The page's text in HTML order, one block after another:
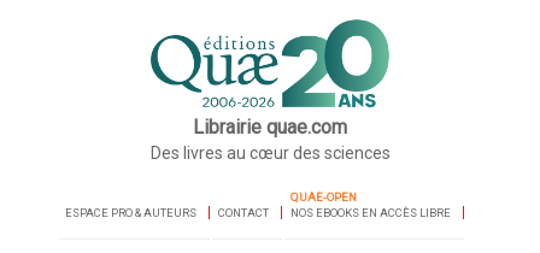
Librairie quae.com
Des livres au cœur des sciences
ESPACE PRO & AUTEURS CONTACT
QUAE-OPEN
NOS EBOOKS EN ACCÈS LIBRE